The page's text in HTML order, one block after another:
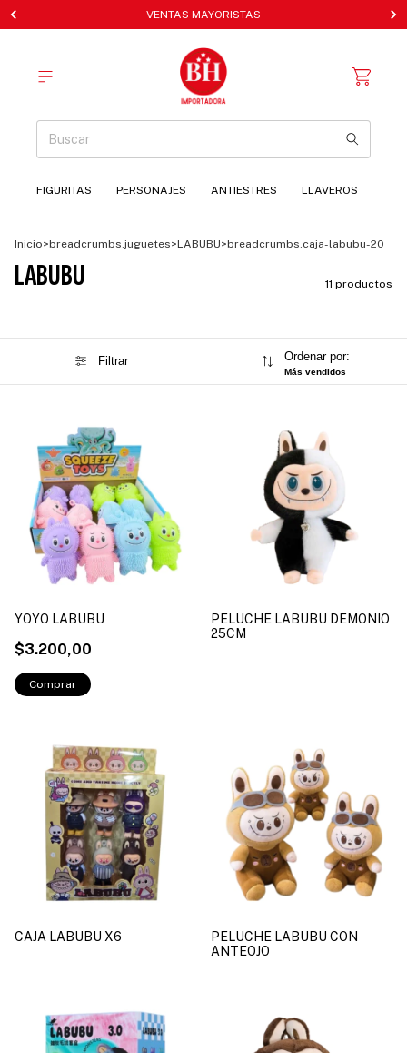
VENTAS MAYORISTAS
FIGURITAS PERSONAJES ANTIESTRES LLAVEROS
Inicio>breadcrumbs.juguetes>LABUBU>breadcrumbs.caja-labubu-20
LABUBU 11 productos
Filtrar Ordenar por:
Más vendidos
YOYO LABUBU
$3.200,00
PELUCHE LABUBU DEMONIO
25CM
CAJA LABUBU X6
PELUCHE LABUBU CON
ANTEOJO